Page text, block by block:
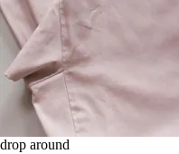
drop around